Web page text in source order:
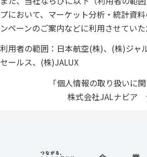
プにおいて、マーケット分析・統計資
ンペーンのご案内などに利用させていた
利用者の範囲：日本航空(株)、(株)ジャ
セールス、(株)JALUX
「個人情報の取り扱いに
株式会社JALナビア